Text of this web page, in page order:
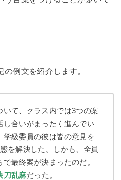
例文を紹介します。
いて、クラス内では3つの案
し合いがまったく進んでい
学級委員の彼は皆の意見を
を解決した。しかも、全員
最終案が決まったのだ。
刀乱麻だった。